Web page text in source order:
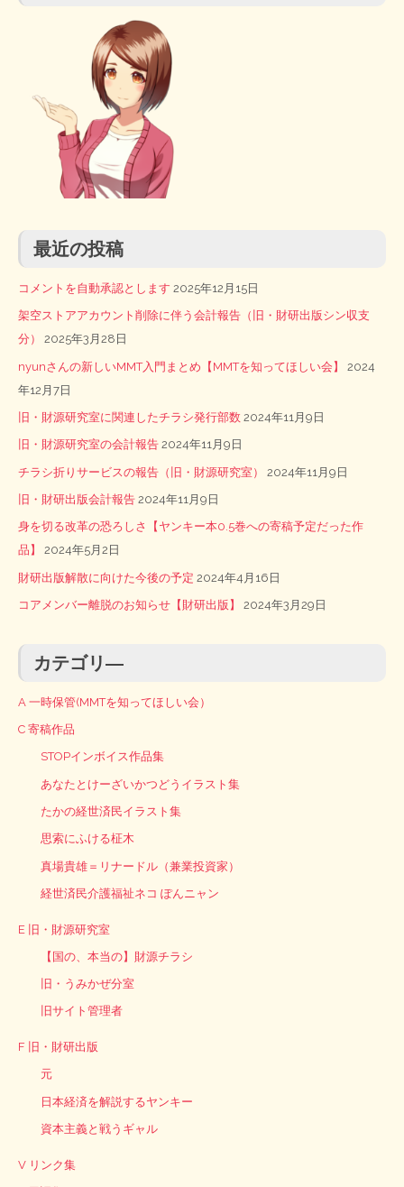
最近の投稿
コメントを自動承認とします 2025年12月15日
架空ストアアカウント削除に伴う会計報告（旧・財研出版シン収支
分）
2025年3月28日
nyunさんの新しいMMT入門まとめ【MMTを知ってほしい会】
2024
年12月7日
旧・財源研究室に関連したチラシ発行部数 2024年11月9日
旧・財源研究室の会計報告 2024年11月9日
チラシ折りサービスの報告（旧・財源研究室） 2024年11月9日
旧・財研出版会計報告 2024年11月9日
身を切る改革の恐ろしさ【ヤンキー本0.5巻への寄稿予定だった作
品】
2024年5月2日
財研出版解散に向けた今後の予定 2024年4月16日
コアメンバー離脱のお知らせ【財研出版】 2024年3月29日
カテゴリ―
A 一時保管(MMTを知ってほしい会）
C 寄稿作品
STOPインボイス作品集
あなたとけーざいかつどうイラスト集
たかの経世済民イラスト集
思索にふける柾木
真場貴雄＝リナードル（兼業投資家）
経世済民介護福祉ネコ ぽんニャン
E 旧・財源研究室
【国の、本当の】財源チラシ
旧・うみかぜ分室
旧サイト管理者
F 旧・財研出版
元
日本経済を解説するヤンキー
資本主義と戦うギャル
V リンク集